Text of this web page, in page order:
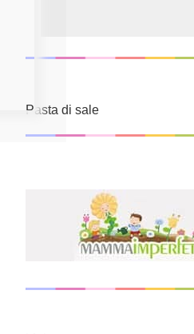
Pasta di sale